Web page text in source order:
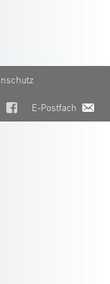
E-Postfach